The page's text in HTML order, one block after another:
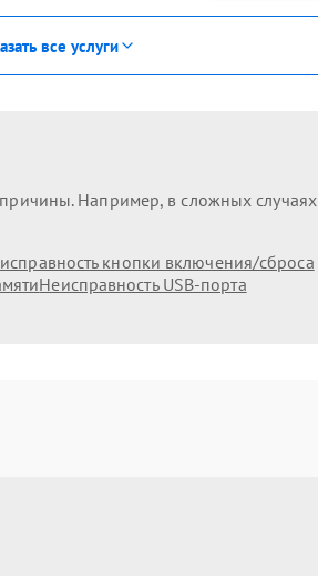
все услуги
Например, в сложных случаях
кнопки включения/сброса
Неисправность USB-порта